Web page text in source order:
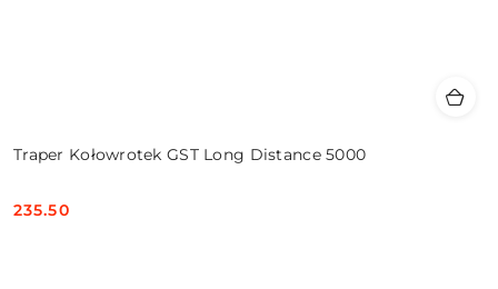
Traper Kołowrotek GST Long Distance 5000
Cena:
235.50